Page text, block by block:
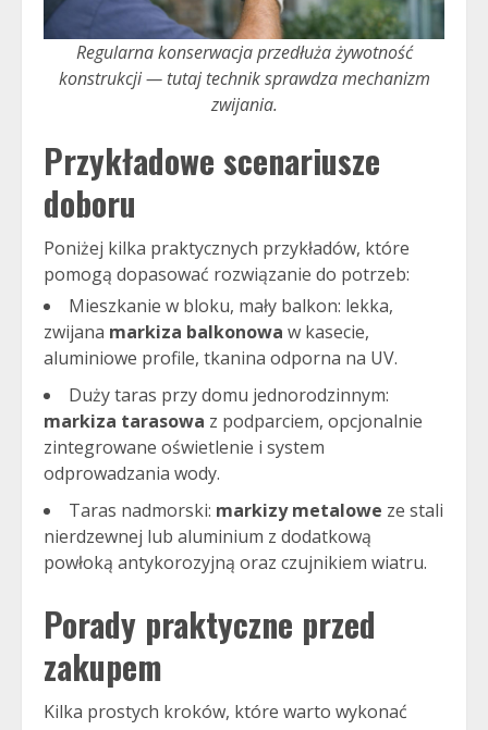
Regularna konserwacja przedłuża żywotność
konstrukcji — tutaj technik sprawdza mechanizm
zwijania.
Przykładowe scenariusze
doboru
Poniżej kilka praktycznych przykładów, które
pomogą dopasować rozwiązanie do potrzeb:
Mieszkanie w bloku, mały balkon: lekka,
zwijana markiza balkonowa w kasecie,
aluminiowe profile, tkanina odporna na UV.
Duży taras przy domu jednorodzinnym:
markiza tarasowa z podparciem, opcjonalnie
zintegrowane oświetlenie i system
odprowadzania wody.
Taras nadmorski: markizy metalowe ze stali
nierdzewnej lub aluminium z dodatkową
powłoką antykorozyjną oraz czujnikiem wiatru.
Porady praktyczne przed
zakupem
Kilka prostych kroków, które warto wykonać